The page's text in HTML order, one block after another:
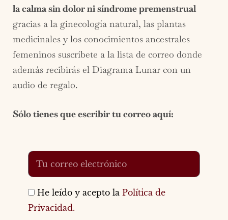
la calma sin dolor ni síndrome premenstrual
gracias a la ginecología natural, las plantas
medicinales y los conocimientos ancestrales
femeninos suscríbete a la lista de correo donde
además recibirás el Diagrama Lunar con un
audio de regalo.
Sólo tienes que escribir tu correo aquí:
He leído y acepto la Política de
Privacidad.